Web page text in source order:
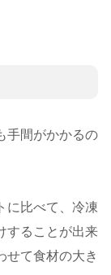
手間がかかるの
に比べて、冷凍
することが出来
せて食材の大き